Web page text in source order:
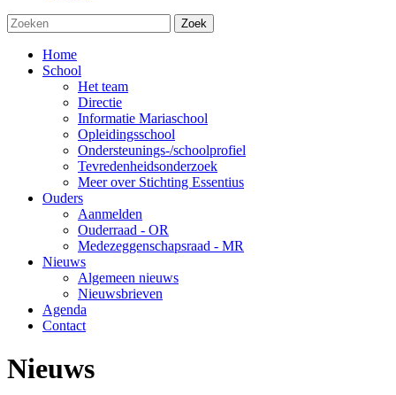
Zoek
Home
School
Het team
Directie
Informatie Mariaschool
Opleidingsschool
Ondersteunings-/schoolprofiel
Tevredenheidsonderzoek
Meer over Stichting Essentius
Ouders
Aanmelden
Ouderraad - OR
Medezeggenschapsraad - MR
Nieuws
Algemeen nieuws
Nieuwsbrieven
Agenda
Contact
Nieuws